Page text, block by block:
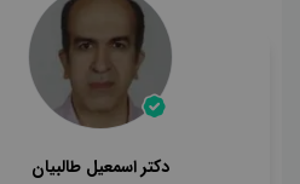
دکتر اسمعیل طالبیان